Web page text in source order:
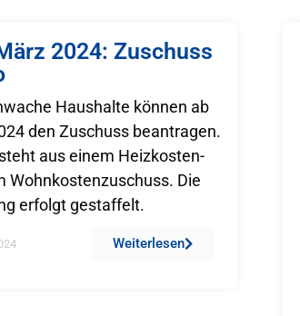
2024: Zuschuss
Haushalte können ab
den Zuschuss beantragen.
aus einem Heizkosten-
Wohnkostenzuschuss. Die
erfolgt gestaffelt.
Weiterlesen